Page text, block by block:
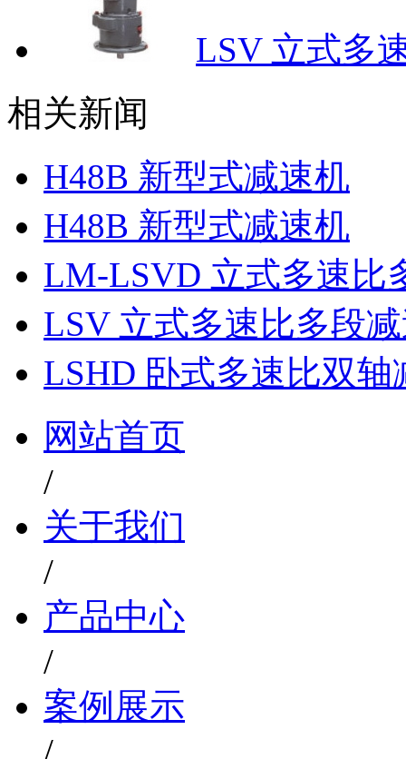
LSV 立式多
相关新闻
H48B 新型式减速机
H48B 新型式减速机
LM-LSVD 立式多速比
LSV 立式多速比多段
LSHD 卧式多速比双轴
网站首页
/
关于我们
/
产品中心
/
案例展示